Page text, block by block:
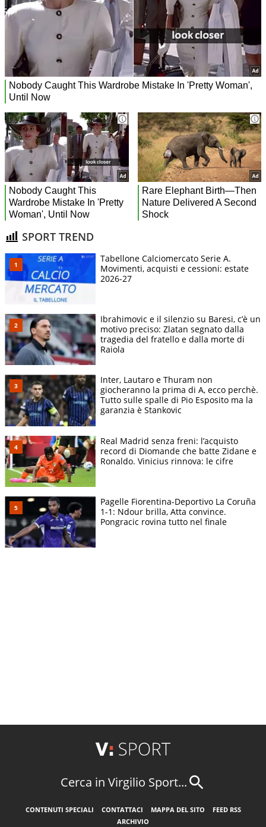
SPORT TREND
Tabellone Calciomercato Serie A.
Movimenti, acquisti e cessioni: estate
2026-27
Ibrahimovic e il silenzio su Baresi, c’è un
motivo preciso: Zlatan segnato dalla
tragedia del fratello e dalla morte di
Raiola
Inter, Lautaro e Thuram non
giocheranno la prima di A, ecco perchè.
Tutto sulle spalle di Pio Esposito ma la
garanzia è Stankovic
Real Madrid senza freni: l’acquisto
record di Diomande che batte Zidane e
Ronaldo. Vinicius rinnova: le cifre
Pagelle Fiorentina-Deportivo La Coruña
1-1: Ndour brilla, Atta convince.
Pongracic rovina tutto nel finale
Cerca in Virgilio Sport...
CONTENUTI SPECIALI CONTATTACI MAPPA DEL SITO
FEED RSS
ARCHIVIO